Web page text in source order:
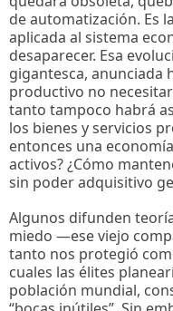
de automatización. Es
aplicada al sistema
desaparecer. Esa
gigantesca, anunciada
productivo no
tanto tampoco habrá
los bienes y servicios
entonces una
activos? ¿Cómo
sin poder adquisitivo
Algunos difunden
miedo —ese viejo
tanto nos protegió
cuales las élites
población mundial,